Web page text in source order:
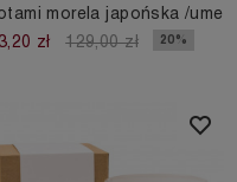
morela japońska /ume
zł
129,00 zł 20%